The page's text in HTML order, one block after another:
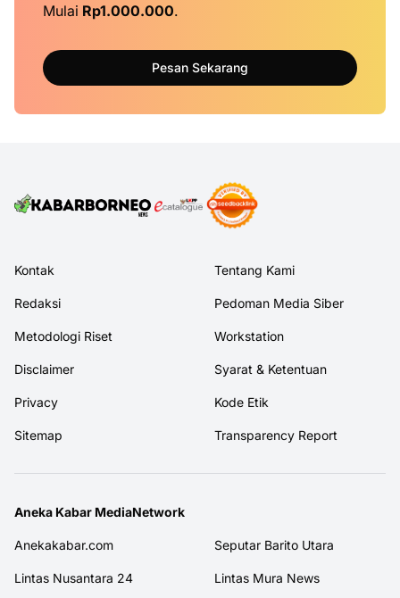
Mulai Rp1.000.000.
Pesan Sekarang
Kontak Tentang Kami
Redaksi Pedoman Media Siber
Metodologi Riset Workstation
Disclaimer Syarat & Ketentuan
Privacy Kode Etik
Sitemap Transparency Report
Aneka Kabar MediaNetwork
Anekakabar.com Seputar Barito Utara
Lintas Nusantara 24 Lintas Mura News